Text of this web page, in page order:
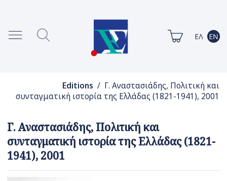
Editions / Γ. Αναστασιάδης, Πολιτική και
συνταγματική ιστορία της Ελλάδας (1821-1941), 2001
Γ. Αναστασιάδης, Πολιτική και
συνταγματική ιστορία της Ελλάδας (1821-
1941), 2001